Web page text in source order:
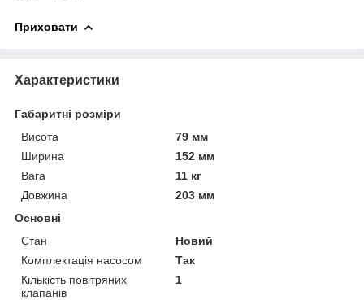
Приховати
Характеристики
Габаритні розміри
Висота
79 мм
Ширина
152 мм
Вага
11 кг
Довжина
203 мм
Основні
Стан
Новий
Комплектація насосом
Так
Кількість повітряних
клапанів
1